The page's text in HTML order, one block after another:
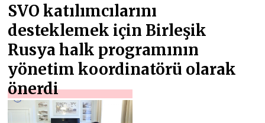
SVO katılımcılarını
desteklemek için Birleşik
Rusya halk programının
yönetim koordinatörü olarak
önerdi